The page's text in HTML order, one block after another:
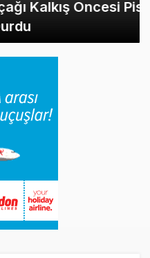
Öncesi Pistten